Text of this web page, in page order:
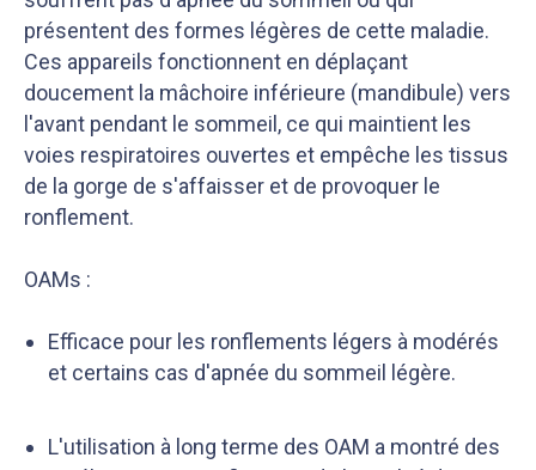
présentent des formes légères de cette maladie.
Ces appareils fonctionnent en déplaçant
doucement la mâchoire inférieure (mandibule) vers
l'avant pendant le sommeil, ce qui maintient les
voies respiratoires ouvertes et empêche les tissus
de la gorge de s'affaisser et de provoquer le
ronflement.
OAMs :
Efficace pour les ronflements légers à modérés
et certains cas d'apnée du sommeil légère.
L'utilisation à long terme des OAM a montré des